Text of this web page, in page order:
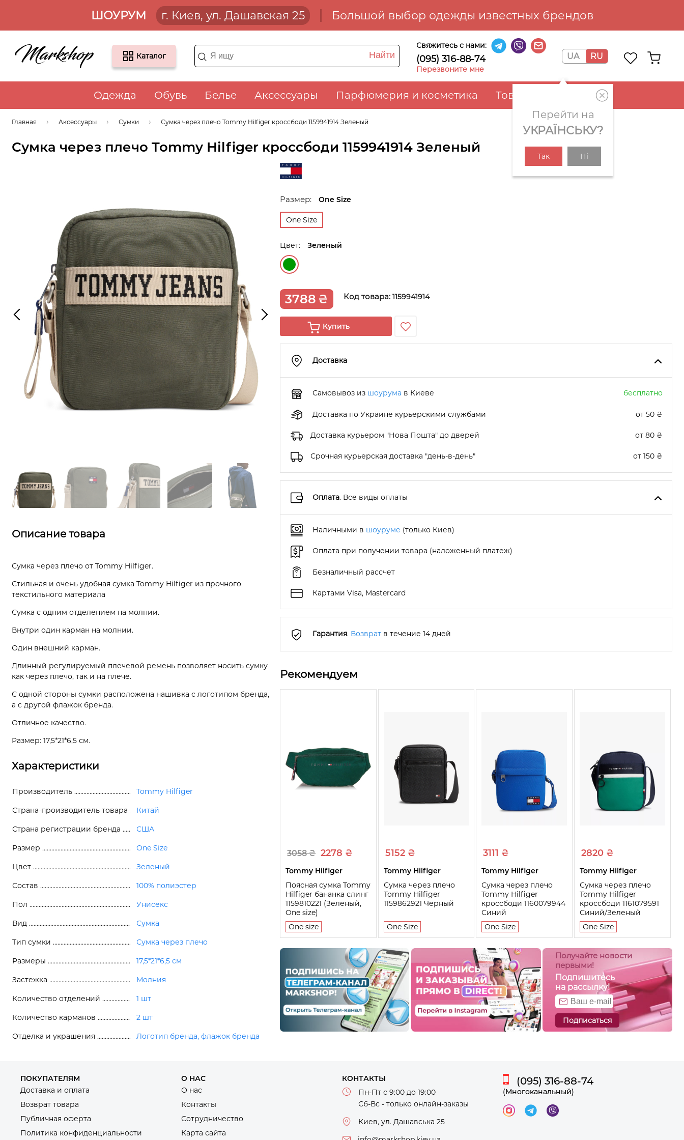
ШОУРУМ г. Киев, ул. Дашавская 25 Большой выбор одежды известных брендов
Каталог Найти
Свяжитесь с нами:
(095) 316-88-74
Перезвоните мне
UA RU
Перейти на
УКРАЇНСЬКУ?
Так Ні
Одежда Обувь Белье Аксессуары Парфюмерия и косметика Товары для дома
Главная Аксессуары Сумки Сумка через плечо Tommy Hilfiger кроссбоди 1159941914 Зеленый
Сумка через плечо Tommy Hilfiger кроссбоди 1159941914 Зеленый
Размер: One Size
One Size
Цвет: Зеленый
3788 ₴ Код товара:1159941914
Купить
Доставка
Самовывоз из шоурума в Киеве бесплатно
Доставка по Украине курьерскими службами от 50 ₴
Доставка курьером "Нова Пошта" до дверей от 80 ₴
Срочная курьерская доставка "день-в-день" от 150 ₴
Оплата. Все виды оплаты
Наличными в шоуруме (только Киев)
Оплата при получении товара (наложенный платеж)
Безналичный рассчет
Картами Visa, Mastercard
Гарантия. Возврат в течение 14 дней
Рекомендуем
3058 ₴ 2278 ₴
Tommy Hilfiger
Поясная сумка Tommy
Hilfiger бананка слинг
1159810221 (Зеленый,
One size)
One size
5152 ₴
Tommy Hilfiger
Сумка через плечо
Tommy Hilfiger
1159862921 Черный
One Size
3111 ₴
Tommy Hilfiger
Сумка через плечо
Tommy Hilfiger
кроссбоди 1160079944
Синий
One Size
2820 ₴
Tommy Hilfiger
Сумка через плечо
Tommy Hilfiger
кроссбоди 1161079591
Синий/Зеленый
One Size
Получайте новости
первыми!
Подпишитесь
на рассылку!
Подписаться
Описание товара
Сумка через плечо от Tommy Hilfiger.
Стильная и очень удобная сумка Tommy Hilfiger из прочного
текстильного материала
Сумка с одним отделением на молнии.
Внутри один карман на молнии.
Один внешний карман.
Длинный регулируемый плечевой ремень позволяет носить сумку
как через плечо, так и на плече.
С одной стороны сумки расположена нашивка с логотипом бренда,
а с другой флажок бренда.
Отличное качество.
Размер: 17,5*21*6,5 см.
Характеристики
Производитель Tommy Hilfiger
Страна-производитель товара Китай
Страна регистрации бренда США
Размер One Size
Цвет Зеленый
Состав 100% полиэстер
Пол Унисекс
Вид Сумка
Тип сумки Сумка через плечо
Размеры 17,5*21*6,5 см
Застежка Молния
Количество отделений 1 шт
Количество карманов 2 шт
Отделка и украшения Логотип бренда, флажок бренда
ПОКУПАТЕЛЯМ
Доставка и оплата
Возврат товара
Публичная оферта
Политика конфиденциальности
О НАС
О нас
Контакты
Сотрудничество
Карта сайта
КОНТАКТЫ
Пн-Пт с 9:00 до 19:00
Сб-Вс - только онлайн-заказы
Киев, ул. Дашавська 25
(095) 316-88-74
(Многоканальный)